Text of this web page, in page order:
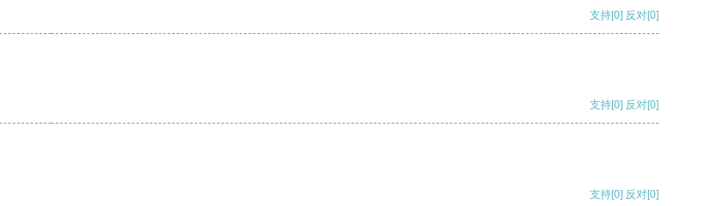
支持[0] 反对[0]
支持[0] 反对[0]
支持[0] 反对[0]